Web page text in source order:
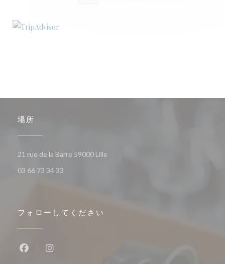
場所
21 rue de la Barre 59000 Lille
03 66 73 34 33
フォローしてください